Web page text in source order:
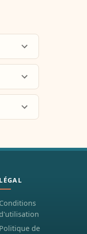
LÉGAL
Conditions
d'utilisation
Politique de